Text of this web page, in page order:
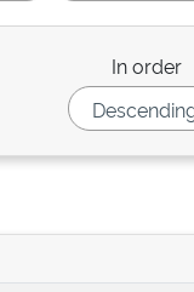
In order